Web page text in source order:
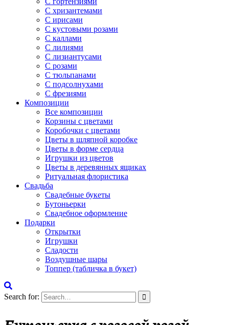
С хризантемами
С ирисами
С кустовыми розами
С каллами
С лилиями
С лизиантусами
С розами
С тюльпанами
С подсолнухами
С фрезиями
Композиции
Все композиции
Корзины с цветами
Коробочки с цветами
Цветы в шляпной коробке
Цветы в форме сердца
Игрушки из цветов
Цветы в деревянных ящиках
Ритуальная флористика
Свадьба
Свадебные букеты
Бутоньерки
Свадебное оформление
Подарки
Открытки
Игрушки
Сладости
Воздушные шары
Топпер (табличка в букет)
Search for: